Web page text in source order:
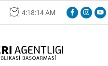
4:18:15 AM Facebook